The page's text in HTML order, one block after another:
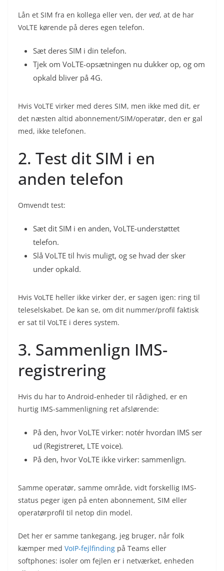
Lån et SIM fra en kollega eller ven, der ved, at de har
VoLTE kørende på deres egen telefon.
Sæt deres SIM i din telefon.
Tjek om VoLTE-opsætningen nu dukker op, og om
opkald bliver på 4G.
Hvis VoLTE virker med deres SIM, men ikke med dit, er
det næsten altid abonnement/SIM/operatør, den er gal
med, ikke telefonen.
2. Test dit SIM i en
anden telefon
Omvendt test:
Sæt dit SIM i en anden, VoLTE-understøttet
telefon.
Slå VoLTE til hvis muligt, og se hvad der sker
under opkald.
Hvis VoLTE heller ikke virker der, er sagen igen: ring til
teleselskabet. De kan se, om dit nummer/profil faktisk
er sat til VoLTE i deres system.
3. Sammenlign IMS-
registrering
Hvis du har to Android-enheder til rådighed, er en
hurtig IMS-sammenligning ret afslørende:
På den, hvor VoLTE virker: notér hvordan IMS ser
ud (Registreret, LTE voice).
På den, hvor VoLTE ikke virker: sammenlign.
Samme operatør, samme område, vidt forskellig IMS-
status peger igen på enten abonnement, SIM eller
operatørprofil til netop din model.
Det her er samme tankegang, jeg bruger, når folk
kæmper med VoIP-fejlfinding på Teams eller
softphones: isoler om fejlen er i netværket, enheden